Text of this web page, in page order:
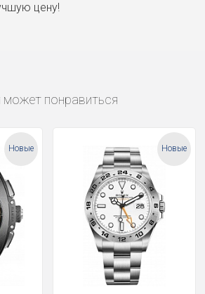
цену!
понравиться
Новые Новые